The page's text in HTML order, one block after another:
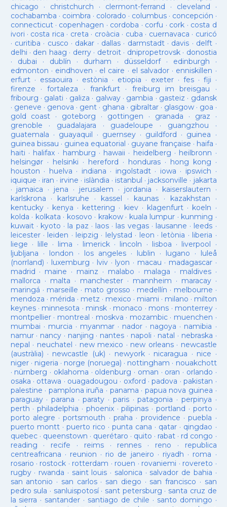
chicago · christchurch · clermont-ferrand · cleveland ·
cochabamba · coimbra · colorado · columbus· concepción ·
connecticut· copenhagen · cordoba · corfu · cork · costa d
ivori · costa rica · creta · croàcia · cuba · cuernavaca · curicó
· curitiba · cusco · dakar · dallas · darmstadt· davis · delft ·
delhi · den haag · derry· detroit· dnipropetrovsk· donostia
· dubai · dublín · durham · düsseldorf· edinburgh ·
edmonton · eindhoven · el caire · el salvador · enniskillen ·
erfurt· essaouira · estònia · etiopia · exeter· fes· fiji ·
firenze ·fortaleza · frankfurt· freiburg im breisgau ·
fribourg · galati · galiza · galway· gambia · gasteiz · gdansk
· geneve · genova · gent· ghana · gibraltar· glasgow· goa ·
gold coast · goteborg · gottingen · granada · graz ·
grenoble · guadalajara · guadeloupe · guangzhou ·
guatemala · guayaquil · guernsey· guildford · guinea ·
guinea bissau · guinea equatorial · guyane française · haifa ·
haiti · halifax · hamburg · hawaii · heidelberg · heilbronn ·
helsingør· helsinki · hereford · honduras· hong kong ·
houston · huelva · indiana · ingolstadt· iowa · ipswich ·
iquique · iran · irvine · islàndia · istanbul · jacksonville · jakarta
· jamaica · jena · jerusalem · jordania · kaiserslautern ·
karlskrona · karlsruhe · kassel · kaunas· kazakhstan ·
kentucky· kenya · kettering · kiev· klagenfurt · koeln ·
kolda · kolkata · kosovo · krakow· kuala lumpur · kunming ·
kuwait· kyoto · la paz · laos· las vegas· lausanne · leeds ·
leicester· leiden · leipzig · lelystad · leon · letònia · liberia ·
liege · lille · lima · limerick· lincoln · lisboa · liverpool ·
ljubljana · london · los angeles· lublin · lugano · luleå
(norrland) · luxemburg · lviv · lyon · macau · madagascar·
madrid · maine · mainz · malabo · malaga · maldives·
mallorca · malta · manchester· mannheim · maracay·
maringá · marseille · mato grosso · medellín · melbourne ·
mendoza · mérida · metz · mexico · miami · milano · milton
keynes· minnesota · minsk · monaco · mons · monterrey ·
montpellier· montreal · moskva · mozambic· muenchen ·
mumbai · murcia · myanmar· nador · nagoya · namibia ·
namur· nancy · nanjing · nantes · napoli · natal · nebraska ·
nepal · neuchatel · new mexico · new orleans· newcastle
(austràlia) · newcastle (uk) · newyork· nicaragua · nice ·
niger· nigeria · norge (noruega) · nottingham · nouakchott
· nürnberg · oklahoma · oldenburg · oman · oran · orlando ·
osaka · ottawa · ouagadougou · oxford ·padova ·pakistan ·
palestine · pamplona iruña · panama · papua nova guinea ·
paraguay· parana ·paraty · paris·patagonia · perpinya ·
perth ·philadelphia · phoenix·pilipinas ·portland · porto ·
porto alegre ·portsmouth ·praha · providence ·puebla ·
puerto montt· puerto rico ·punta cana · qatar · qingdao ·
quebec· queenstown · querétaro · quito · rabat · rd congo ·
reading · recife · reims· rennes · reno · republica
centreafricana · reunion · rio de janeiro · riyadh · roma ·
rosario · rostock · rotterdam · rouen · rovaniemi · rovereto ·
rugby· rwanda · saint louis · salonica · salvador de bahia ·
san antonio · san carlos· san diego · san francisco · san
pedro sula · sanluispotosí· sant petersburg · santa cruz de
la sierra · santander · santiago de chile · santo domingo ·